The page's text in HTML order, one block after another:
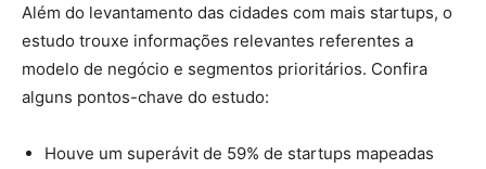
Além do levantamento das cidades com mais startups, o
estudo trouxe informações relevantes referentes a
modelo de negócio e segmentos prioritários. Confira
alguns pontos-chave do estudo:
Houve um superávit de 59% de startups mapeadas